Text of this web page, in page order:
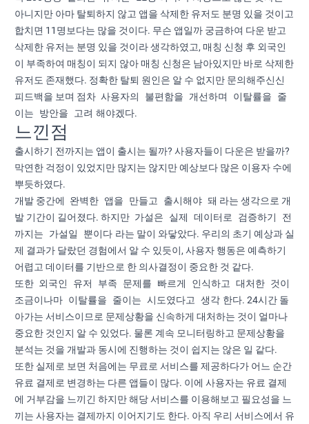
아니지만 아마 탈퇴하지 않고 앱을 삭제한 유저도 분명 있을 것이고
합치면 11명보다는 많을 것이다. 무슨 앱일까 궁금하여 다운 받고
삭제한 유저는 분명 있을 것이라 생각하였고, 매칭 신청 후 외국인
이 부족하여 매칭이 되지 않아 매칭 신청은 남아있지만 바로 삭제한
유저도 존재했다. 정확한 탈퇴 원인은 알 수 없지만 문의해주신신
피드백을 보며 점차 사용자의 불편함을 개선하며 이탈률을 줄
이는 방안을 고려 해야겠다.
느낀점
출시하기 전까지는 앱이 출시는 될까? 사용자들이 다운은 받을까?
막연한 걱정이 있었지만 많지는 않지만 예상보다 많은 이용자 수에
뿌듯하였다.
개발 중간에
완벽한 앱을 만들고 출시해야 돼 라는 생각으로 개
발 기간이 길어졌다. 하지만 가설은 실제 데이터로 검증하기 전
까지는 가설일 뿐이다 라는 말이 와닿았다. 우리의 초기 예상과 실
제 결과가 달랐던 경험에서 알 수 있듯이, 사용자 행동은 예측하기
어렵고 데이터를 기반으로 한 의사결정이 중요한 것 같다.
또한 외국인 유저 부족 문제를 빠르게 인식하고 대처한 것이
조금이나마 이탈률을 줄이는 시도였다고 생각 한다. 24시간 돌
아가는 서비스이므로 문제상황을 신속하게 대처하는 것이 얼마나
중요한 것인지 알 수 있었다. 물론 계속 모니터링하고 문제상황을
분석는 것을 개발과 동시에 진행하는 것이 쉽지는 않은 일 같다.
또한 실제로 보면 처음에는 무료로 서비스를 제공하다가 어느 순간
유료 결제로 변경하는 다른 앱들이 많다. 이에 사용자는 유료 결제
에 거부감을 느끼긴 하지만 해당 서비스를 이용해보고 필요성을 느
끼는 사용자는 결제까지 이어지기도 한다. 아직 우리 서비스에서 유